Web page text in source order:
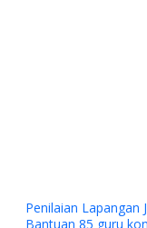
Penilaian Lapangan
Bantuan 85 guru